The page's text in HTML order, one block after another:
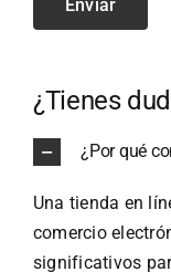
¿Tienes
¿Por qué
Una tienda en
comercio
significativos